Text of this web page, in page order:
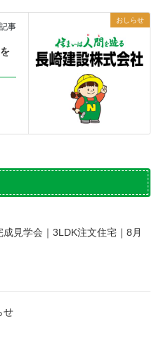
おしらせ
事
成見学会｜3LDK注文住宅｜8月
せ